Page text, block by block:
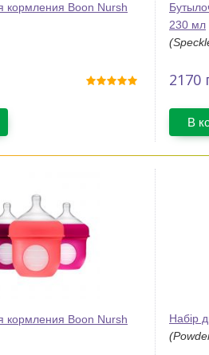
кормления Boon Nursh
230 мл
2170
В
кормления Boon Nursh
Набір